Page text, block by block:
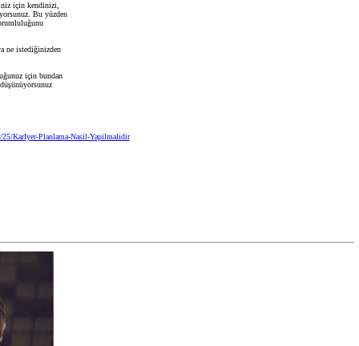
için kendinizi,
Bu yüzden
ne istediğinizden
için bundan
KarIyer-Planlama-Nasil-Yapilmalidir